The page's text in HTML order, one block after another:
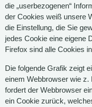
die „userbezogenen“
der Cookies weiß unsere
die Einstellung, die Sie
jedes Cookie eine eigene
Firefox sind alle Cookies
Die folgende Grafik zeigt
einem Webbrowser wie
fordert der Webbrowser
ein Cookie zurück,